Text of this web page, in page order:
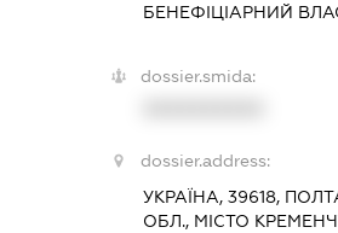
БЕНЕФІЦІАРНИЙ
dossier.smida:
dossier.address:
УКРАЇНА, 39618,
ОБЛ., МІСТО